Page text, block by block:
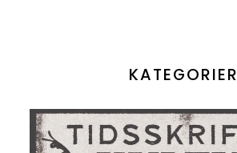
KATEGORIER